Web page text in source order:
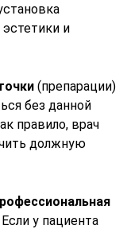
и
(препарации)
без данной
правило, врач
должную
у пациента